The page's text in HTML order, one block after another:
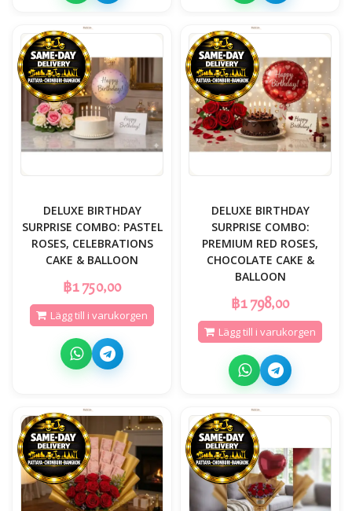
DELUXE BIRTHDAY
SURPRISE COMBO: PASTEL
ROSES, CELEBRATIONS
CAKE & BALLOON
฿1 750,00
Lägg till i varukorgen
DELUXE BIRTHDAY
SURPRISE COMBO:
PREMIUM RED ROSES,
CHOCOLATE CAKE &
BALLOON
฿1 798,00
Lägg till i varukorgen